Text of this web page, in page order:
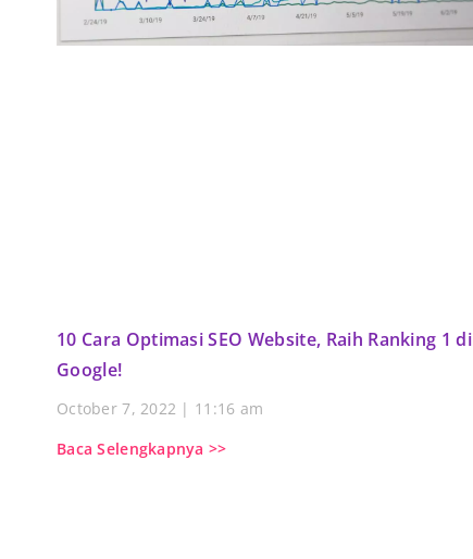
10 Cara Optimasi SEO Website, Raih Ranking 1 di
Google!
October 7, 2022
11:16 am
Baca Selengkapnya >>